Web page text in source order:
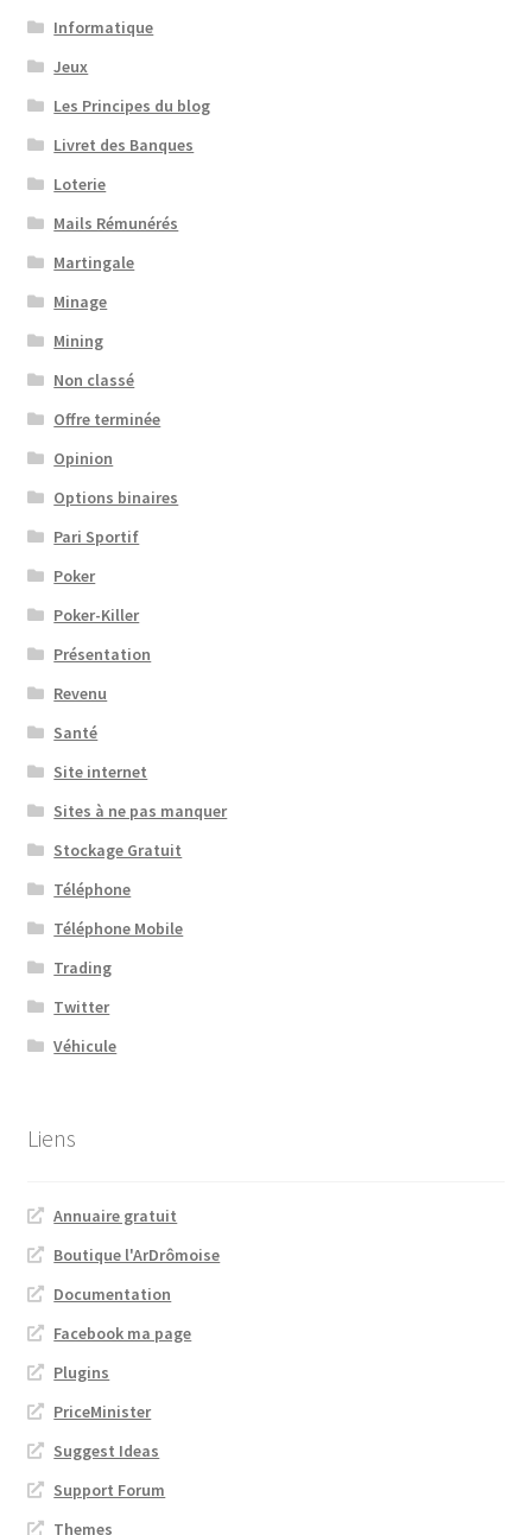
Informatique
Jeux
Les Principes du blog
Livret des Banques
Loterie
Mails Rémunérés
Martingale
Minage
Mining
Non classé
Offre terminée
Opinion
Options binaires
Pari Sportif
Poker
Poker-Killer
Présentation
Revenu
Santé
Site internet
Sites à ne pas manquer
Stockage Gratuit
Téléphone
Téléphone Mobile
Trading
Twitter
Véhicule
Liens
Annuaire gratuit
Boutique l'ArDrômoise
Documentation
Facebook ma page
Plugins
PriceMinister
Suggest Ideas
Support Forum
Themes